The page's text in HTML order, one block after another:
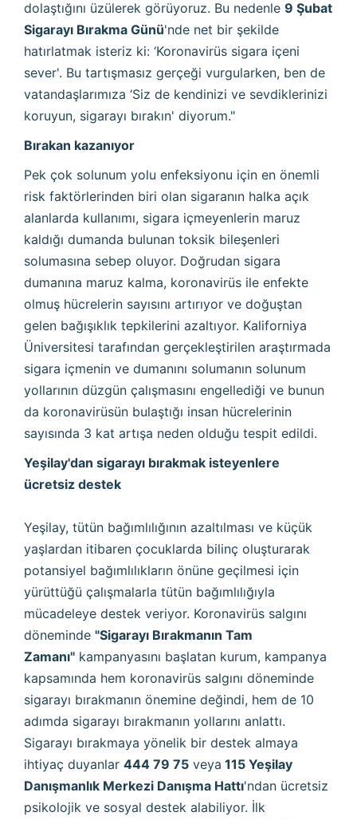
dolaştığını üzülerek görüyoruz. Bu nedenle 9 Şubat
Sigarayı Bırakma Günü'nde net bir şekilde
hatırlatmak isteriz ki: ‘Koronavirüs sigara içeni
sever'. Bu tartışmasız gerçeği vurgularken, ben de
vatandaşlarımıza ‘Siz de kendinizi ve sevdiklerinizi
koruyun, sigarayı bırakın' diyorum."
Bırakan kazanıyor
Pek çok solunum yolu enfeksiyonu için en önemli
risk faktörlerinden biri olan sigaranın halka açık
alanlarda kullanımı, sigara içmeyenlerin maruz
kaldığı dumanda bulunan toksik bileşenleri
solumasına sebep oluyor. Doğrudan sigara
dumanına maruz kalma, koronavirüs ile enfekte
olmuş hücrelerin sayısını artırıyor ve doğuştan
gelen bağışıklık tepkilerini azaltıyor. Kaliforniya
Üniversitesi tarafından gerçekleştirilen araştırmada
sigara içmenin ve dumanını solumanın solunum
yollarının düzgün çalışmasını engellediği ve bunun
da koronavirüsün bulaştığı insan hücrelerinin
sayısında 3 kat artışa neden olduğu tespit edildi.
Yeşilay'dan sigarayı bırakmak isteyenlere
ücretsiz destek
Yeşilay, tütün bağımlılığının azaltılması ve küçük
yaşlardan itibaren çocuklarda bilinç oluşturarak
potansiyel bağımlılıkların önüne geçilmesi için
yürüttüğü çalışmalarla tütün bağımlılığıyla
mücadeleye destek veriyor. Koronavirüs salgını
döneminde "Sigarayı Bırakmanın Tam
Zamanı" kampanyasını başlatan kurum, kampanya
kapsamında hem koronavirüs salgını döneminde
sigarayı bırakmanın önemine değindi, hem de 10
adımda sigarayı bırakmanın yollarını anlattı.
Sigarayı bırakmaya yönelik bir destek almaya
ihtiyaç duyanlar 444 79 75 veya 115 Yeşilay
Danışmanlık Merkezi Danışma Hattı'ndan ücretsiz
psikolojik ve sosyal destek alabiliyor. İlk